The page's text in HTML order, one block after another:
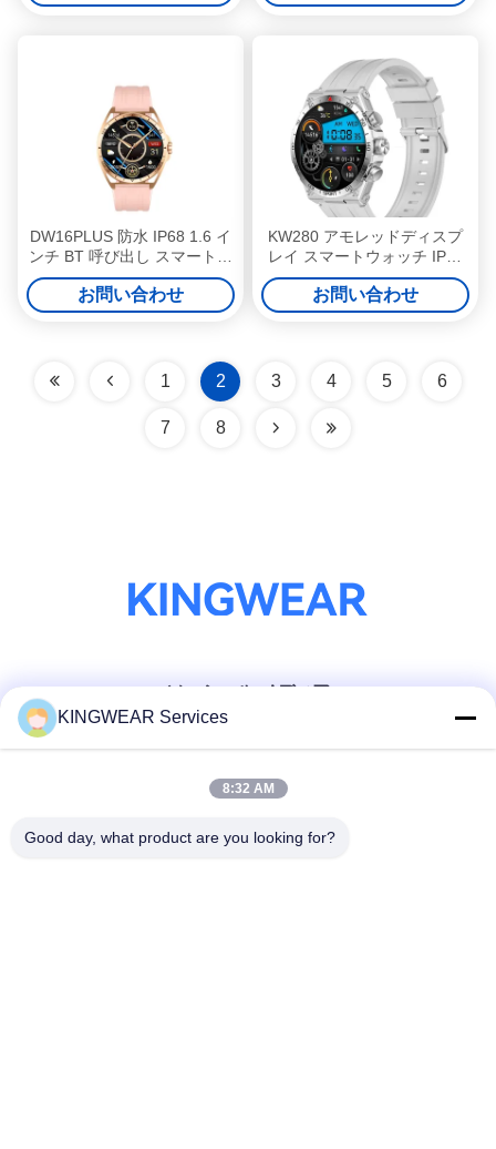
DW16PLUS 防水 IP68 1.6 イ
ンチ BT 呼び出し スマートウ
ォッチ
お問い合わせ
KW280 アモレッドディスプ
レイ スマートウォッチ IP68
スポーツ ヘルス スマートウ
ォッチ 音楽収蔵
お問い合わせ
1 2 3 4 5 6
7 8
ソーシャル メディア
迅速な連絡
テレ
KINGWEAR Services
8:32 AM
Good day, what product are you looking for?